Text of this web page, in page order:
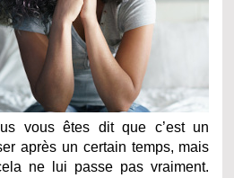
vous êtes dit que c’est un
après un certain temps, mais
ne lui passe pas vraiment.